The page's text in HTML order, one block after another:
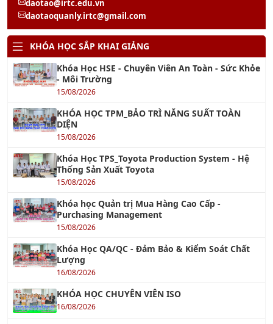
KHÓA HỌC SẮP KHAI GIẢNG
Khóa Học HSE - Chuyên Viên An Toàn - Sức Khỏe
- Môi Trường
KHÓA HỌC TPM_BẢO TRÌ NĂNG SUẤT TOÀN
DIỆN
15/08/2026
Khóa Học TPS_Toyota Production System - Hệ
Thống Sản Xuất Toyota
Khóa học Quản trị Mua Hàng Cao Cấp -
Purchasing Management
Khóa Học QA/QC - Đảm Bảo & Kiểm Soát Chất
Lượng
KHÓA HỌC CHUYÊN VIÊN ISO
16/08/2026
Khóa Học 07 QC Tools - 07 Công Cụ Quản Lý
Chất Lượng